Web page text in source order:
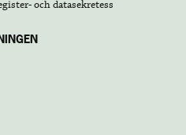
och datasekretess